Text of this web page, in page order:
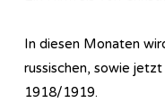
In diesen Monaten
russischen, sowie
1918/1919.